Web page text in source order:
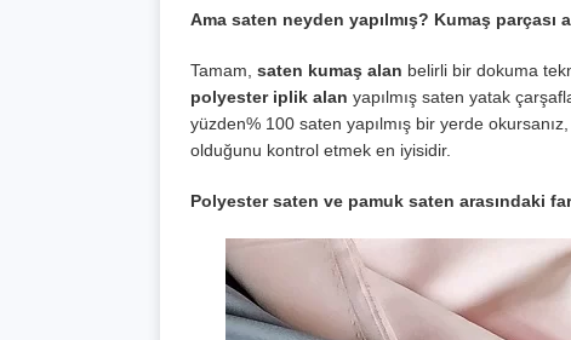
Ama saten neyden yapılmış? Kumaş parçası
Tamam, saten kumaş alan belirli bir dokuma
polyester iplik alan yapılmış saten yatak
yüzden% 100 saten yapılmış bir yerde
olduğunu kontrol etmek en iyisidir.
Polyester saten ve pamuk saten arasındaki